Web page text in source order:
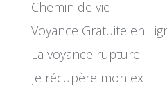
Chemin de vie
Voyance Gratuite en
La voyance rupture
Je récupère mon ex